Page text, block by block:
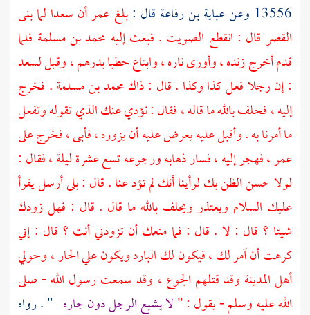
13556 وعن عباية بن رفاعة قال :بلغ عمرأن سعدا لما بنى
القصر قال : انقطع الصويت . فبعث إليه محمد بن مسلمة فلما
قدم أخرج زنده ، وأورى ناره ، وابتاع حطبا بدرهم ، وقيللسعد
: إن رجلا فعل كذا وكذا . قال : ذاكمحمد بن مسلمة. فخرج
إليه ، فحلف بالله ما قاله ، فقال : نؤدي عنك الذي تقوله وتفعل
ما أمرنا به . وأقبل عليه يعرض عليه أن يزوره ، فأبى ، فخرج على
عمر، فهجر إليه ، فسار ذهابه ورجوعه تسع عشرة ليلة ، فقال :
لولا حسن الظن بك لرأينا أنك لم تؤد عنا . قال : بلى أرسل يقرأ
عليك السلام ويعتذر ويحلف بالله ما قال . قال : فهل زودك
شيئا ؟ قال : لا . قال : فما منعك أن تزودني أنت ؟ قال : إني
كرهت أن آمر لك ، فيكون لك البارد ويكون علي الحار ، وحولي
أهلالمدينة وقد قتلهم الجوع ، وقد سمعت رسول الله - صلى
الله عليه وسلم - يقول : "لا يشبع الرجل دون جاره " . رواه